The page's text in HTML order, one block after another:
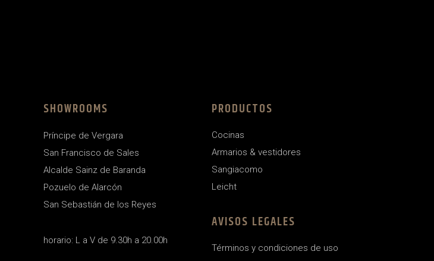
SHOWROOMS
Príncipe de Vergara
San Francisco de Sales
Alcalde Sainz de Baranda
Pozuelo de Alarcón
San Sebastián de los Reyes
horario: L a V de 9.30h a 20.00h
PRODUCTOS
Cocinas
Armarios & vestidores
Sangiacomo
Leicht
AVISOS LEGALES
Términos y condiciones de uso